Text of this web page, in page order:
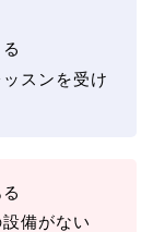
スンを受け
備がない